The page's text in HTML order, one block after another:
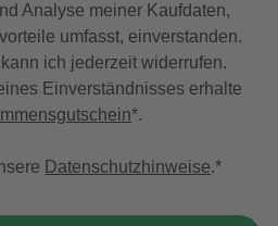
Analyse meiner Kaufdaten,
umfasst, einverstanden.
ich jederzeit widerrufen.
Einverständnisses erhalte
*.
Datenschutzhinweise.